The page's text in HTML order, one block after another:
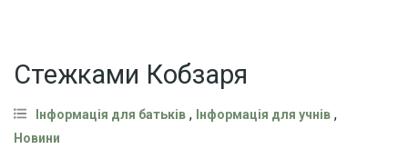
Стежками Кобзаря
Інформація для батьків , Інформація для учнів ,
Новини